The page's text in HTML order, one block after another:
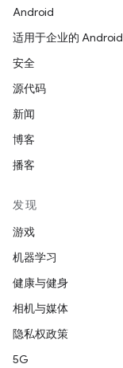
Android
适用于企业的 Android
安全
源代码
新闻
博客
播客
发现
游戏
机器学习
健康与健身
相机与媒体
隐私权政策
5G